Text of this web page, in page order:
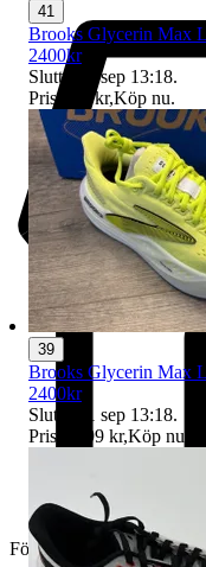
Företag
41
Brooks Glycerin Max
2400kr
Sluttid
21 sep 13:18.
Pris:
990 kr,Köp nu.
39
Brooks Glycerin Max
2400kr
Sluttid
21 sep 13:18.
Pris:
1 099 kr,Köp nu